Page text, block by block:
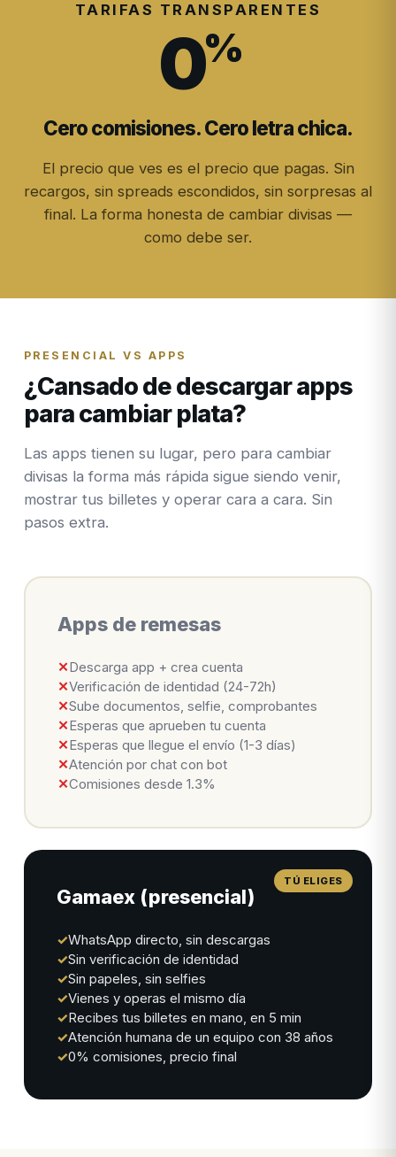
TARIFAS TRANSPARENTES
0%
Cero comisiones. Cero letra chica.
El precio que ves es el precio que pagas. Sin
recargos, sin spreads escondidos, sin sorpresas al
final. La forma honesta de cambiar divisas —
como debe ser.
PRESENCIAL VS APPS
¿Cansado de descargar apps
para cambiar plata?
Las apps tienen su lugar, pero para cambiar
divisas la forma más rápida sigue siendo venir,
mostrar tus billetes y operar cara a cara. Sin
pasos extra.
Apps de remesas
✕ Descarga app + crea cuenta
✕Verificación de identidad (24-72h)
✕Sube documentos, selfie, comprobantes
✕ Esperas que aprueben tu cuenta
✕ Esperas que llegue el envío (1-3 días)
✕Atención por chat con bot
✕Comisiones desde 1.3%
Gamaex (presencial)
✓WhatsApp directo, sin descargas
✓Sin verificación de identidad
✓Sin papeles, sin selfies
✓Vienes y operas el mismo día
✓Recibes tus billetes en mano, en 5 min
✓Atención humana de un equipo con 38 años
✓0% comisiones, precio final